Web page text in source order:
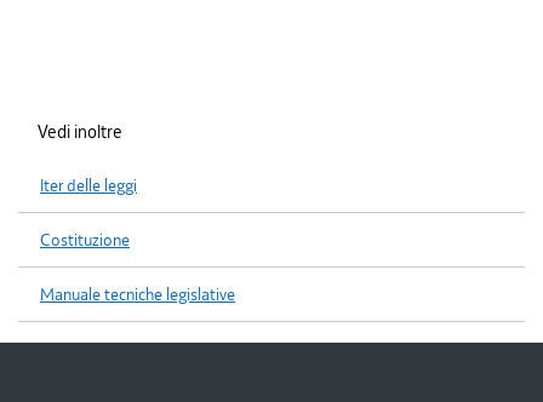
Vedi inoltre
Iter delle leggi
Costituzione
Manuale tecniche legislative